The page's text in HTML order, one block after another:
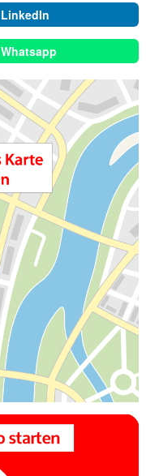
LinkedIn
Whatsapp